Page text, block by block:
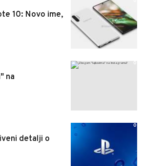
10: Novo ime,
na
0
detalji o
0